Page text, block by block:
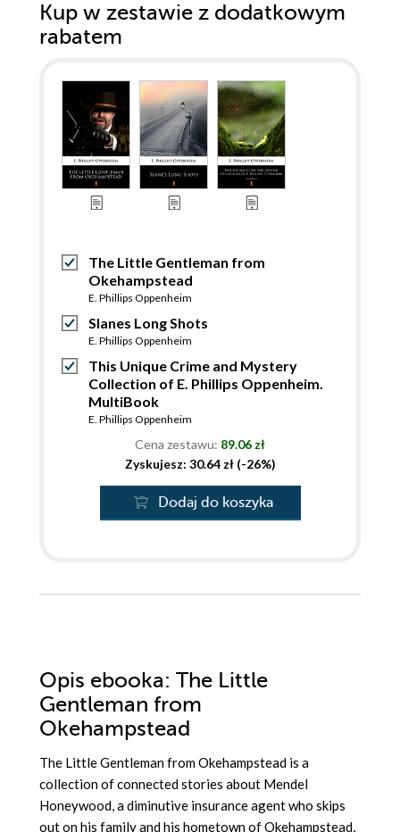
Kup w zestawie z dodatkowym
rabatem
The Little Gentleman from
Okehampstead
E. Phillips Oppenheim
Slanes Long Shots
E. Phillips Oppenheim
This Unique Crime and Mystery
Collection of E. Phillips Oppenheim.
MultiBook
E. Phillips Oppenheim
Cena zestawu: 89.06 zł
Zyskujesz: 30.64 zł (-26%)
Dodaj do koszyka
Opis ebooka: The Little
Gentleman from
Okehampstead
The Little Gentleman from Okehampstead is a
collection of connected stories about Mendel
Honeywood, a diminutive insurance agent who skips
out on his family and his hometown of Okehampstead,